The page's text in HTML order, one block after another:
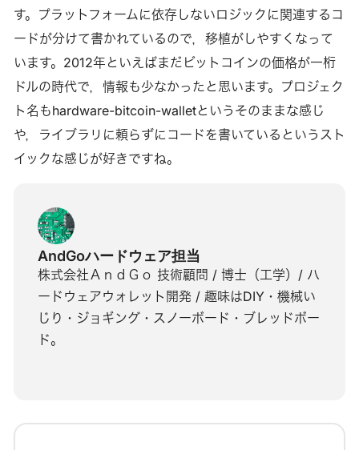
す。プラットフォームに依存しないロジックに関連するコ
ードが分けて書かれているので，移植がしやすくなって
います。2012年といえばまだビットコインの価格が一桁
ドルの時代で，情報も少なかったと思います。プロジェク
ト名もhardware-bitcoin-walletというそのままな感じ
や，ライブラリに頼らずにコードを書いているというスト
イックな感じが好きですね。
AndGoハードウェア担当
株式会社ＡｎｄＧｏ 技術顧問 / 博士（工学）/ ハ
ードウェアウォレット開発 / 趣味はDIY・機械い
じり・ジョギング・スノーボード・ブレッドボー
ド。